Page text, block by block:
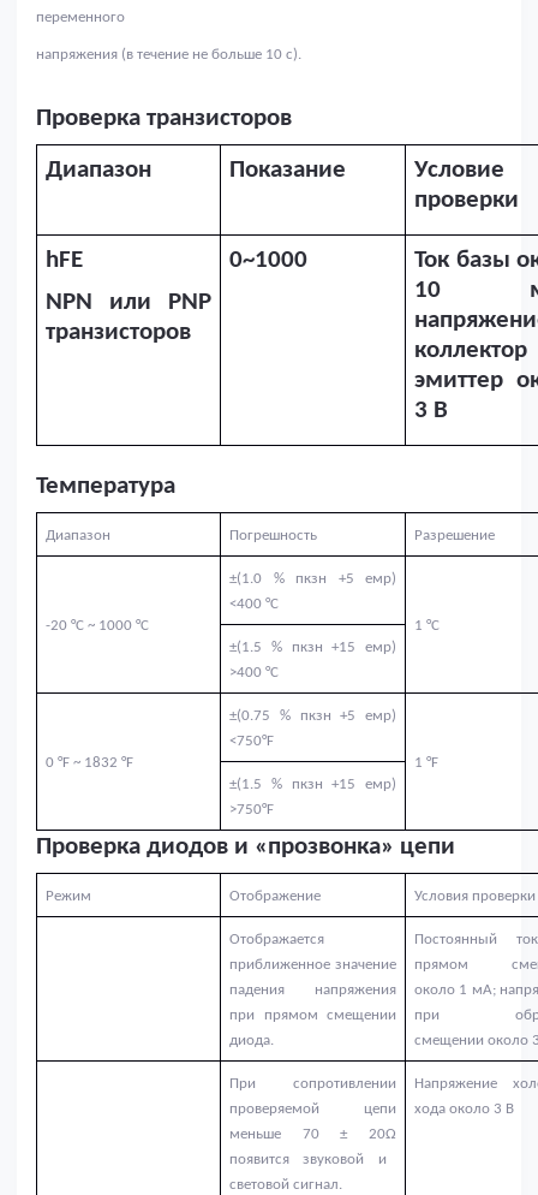
переменного
напряжения (в течение не больше 10 с).
Проверка транзисторов
Диапазон Показание
Условие
проверки
hFE
NPN или PNP
транзисторов
0~1000
Ток базы
10
эмиттер
3 В
Температура
Диапазон Погрешность Разрешение
-20 °С ~ 1000 °С
±(1.0 % пкзн +5 емр)
<400 °C
1 °C
±(1.5 % пкзн +15 емр)
>400 °C
0 °F ~ 1832 °F
±(0.75 % пкзн +5 емр)
<750°F
1 °F
±(1.5 % пкзн +15 емр)
>750°F
Проверка диодов и «прозвонка» цепи
Режим Отображение Условия проверки
Отображается
приближенное значение
падения напряжения
при прямом смещении
диода.
Постоянный
прямом
около 1 мА;
при
смещении около
При сопротивлении
проверяемой цепи
меньше 70± 20Ω
появится звуковой и
световой сигнал.
Напряжение
хода около 3 В